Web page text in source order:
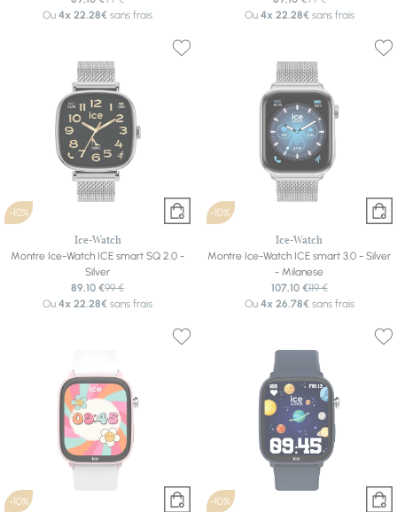
Ou4x 22.28€ sans frais
Ou 4x 22.28€sans frais
-10%
Ice-Watch
Montre Ice-Watch ICE smart SQ 2.0 -
Silver
89,10 €99 €
Ou4x 22.28€ sans frais
-10%
Ice-Watch
Montre Ice-Watch ICE smart 3.0 - Silver
- Milanese
107,10 €119 €
Ou 4x 26.78€sans frais
-10% -10%